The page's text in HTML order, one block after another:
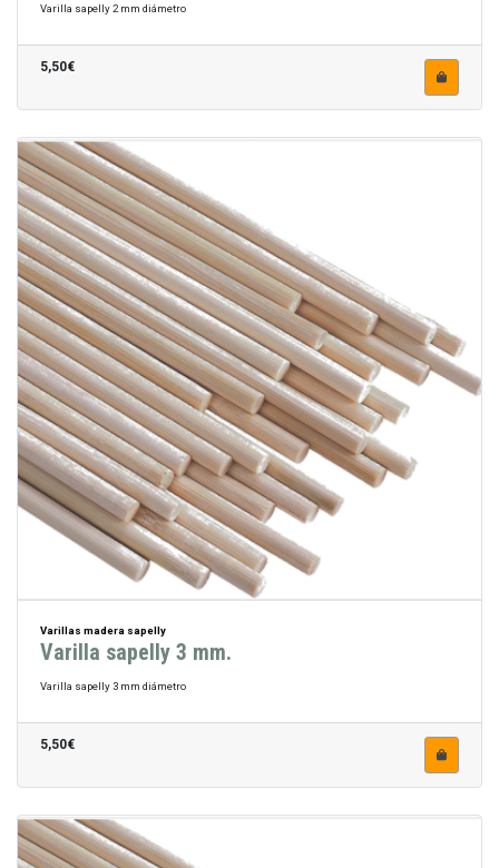
Varilla sapelly 2 mm diámetro
5,50€
Varillas madera sapelly
Varilla sapelly 3 mm.
Varilla sapelly 3 mm diámetro
5,50€